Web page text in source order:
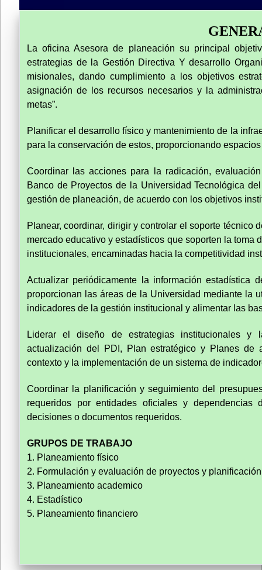
La oficina Asesora de planeación su principal
estrategias de la Gestión Directiva Y desarrollo
misionales, dando cumplimiento a los objetivos
asignación de los recursos necesarios y la
metas”.
Planificar el desarrollo físico y mantenimiento de la
para la conservación de estos, proporcionando
Coordinar las acciones para la radicación,
Banco de Proyectos de la Universidad Tecnológica
gestión de planeación, de acuerdo con los objetivos
Planear, coordinar, dirigir y controlar el soporte
mercado educativo y estadísticos que soporten la
institucionales, encaminadas hacia la competitividad
Actualizar periódicamente la información estadística
proporcionan las áreas de la Universidad mediante la
indicadores de la gestión institucional y alimentar las
Liderar el diseño de estrategias institucionales y
actualización del PDI, Plan estratégico y Planes
contexto y la implementación de un sistema de
Coordinar la planificación y seguimiento del
requeridos por entidades oficiales y
decisiones o documentos requeridos.
GRUPOS DE TRABAJO
1. Planeamiento físico
2. Formulación y evaluación de proyectos y
3. Planeamiento academico
4. Estadístico
5. Planeamiento financiero